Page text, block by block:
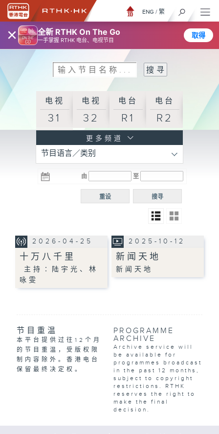
× 全新 RTHK On The Go
一手掌握 RTHK 电台、电视节目
取得
ENG / 繁
电视
31
电视
32
电台
R1
电台
R2
R3
电台 电台
R5
电台
普通
更多频道
节目语言／类别
由 至
搜寻
重设
2026-04-25
十万八千里
主持∶陆宇光、林
咏雯
2025-10-12
新闻天地
新闻天地
节目重温
本平台提供过往12个月
的节目重温，受版权限
制内容除外。香港电台
保留最终决定权。
PROGRAMME
ARCHIVE
Archive service will
be available for
programmes broadcast
in the past 12 months,
subject to copyright
restrictions. RTHK
reserves the right to
make the final
decision.